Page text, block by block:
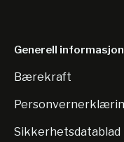
Generell informasjon
Bærekraft
Sikkerhetsdatablad